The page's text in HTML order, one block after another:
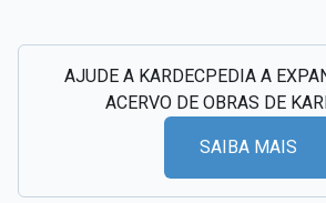
AJUDE A KARDECPEDIA A
ACERVO DE OBRAS DE
SAIBA MAIS